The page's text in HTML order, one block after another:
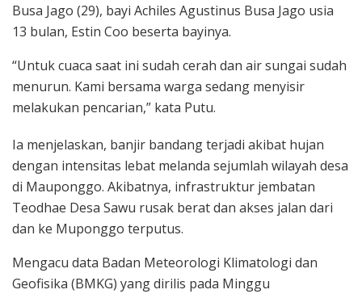
Busa Jago (29), bayi Achiles Agustinus Busa Jago usia
13 bulan, Estin Coo beserta bayinya.
“Untuk cuaca saat ini sudah cerah dan air sungai sudah
menurun. Kami bersama warga sedang menyisir
melakukan pencarian,” kata Putu.
Ia menjelaskan, banjir bandang terjadi akibat hujan
dengan intensitas lebat melanda sejumlah wilayah desa
di Mauponggo. Akibatnya, infrastruktur jembatan
Teodhae Desa Sawu rusak berat dan akses jalan dari
dan ke Muponggo terputus.
Mengacu data Badan Meteorologi Klimatologi dan
Geofisika (BMKG) yang dirilis pada Minggu